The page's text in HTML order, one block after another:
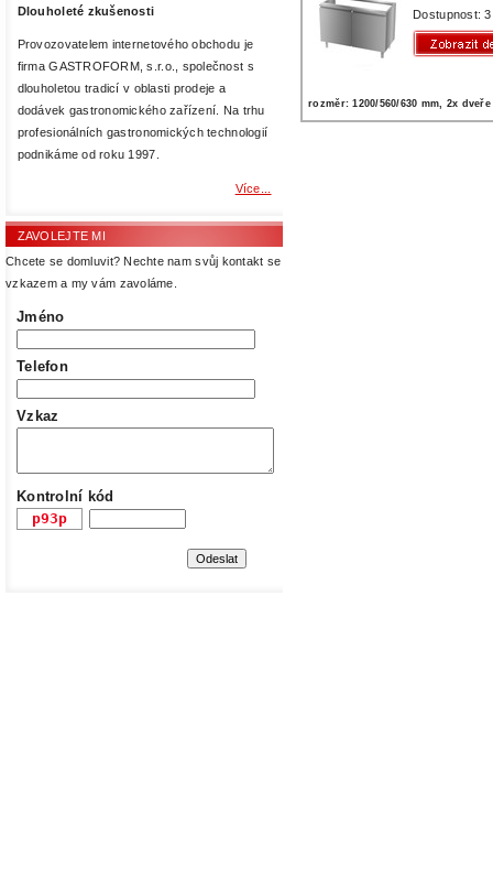
Dlouholeté zkušenosti
Provozovatelem internetového obchodu je
firma GASTROFORM, s.r.o., společnost s
dlouholetou tradicí v oblasti prodeje a
dodávek gastronomického zařízení. Na trhu
profesionálních gastronomických technologií
podnikáme od roku 1997.
Více...
ZAVOLEJTE MI
Chcete se domluvit? Nechte nam svůj kontakt se
vzkazem a my vám zavoláme.
Jméno
Telefon
Vzkaz
Kontrolní kód
Dostupnost:
rozměr: 1200/560/630 mm, 2x dveře